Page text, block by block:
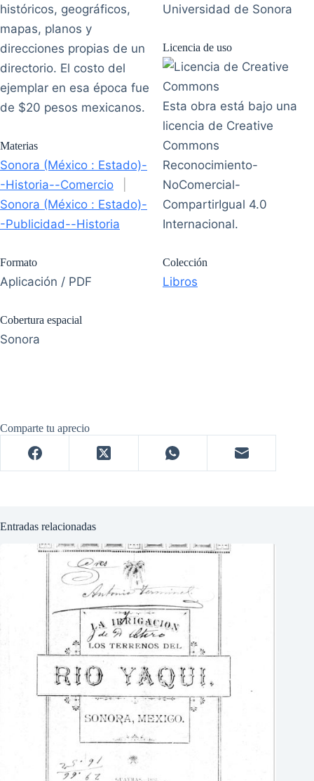
históricos, geográficos,
mapas, planos y
direcciones propias de un
directorio. El costo del
ejemplar en esa época fue
de $20 pesos mexicanos.
Materias
Sonora (México : Estado)-
-Historia--Comercio
Sonora (México : Estado)-
-Publicidad--Historia
Formato
Aplicación / PDF
Cobertura espacial
Sonora
Universidad de Sonora
Licencia de uso
Esta obra está bajo una
licencia de Creative
Commons
Reconocimiento-
NoComercial-
CompartirIgual 4.0
Internacional.
Colección
Libros
Comparte tu aprecio
Entradas relacionadas